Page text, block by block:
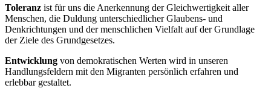
Toleranz ist für uns die Anerkennung der Gleichwertigkeit aller
Menschen, die Duldung unterschiedlicher Glaubens- und
Denkrichtungen und der menschlichen Vielfalt auf der Grundlage
der Ziele des Grundgesetzes.
Entwicklung von demokratischen Werten wird in unseren
Handlungsfeldern mit den Migranten persönlich erfahren und
erlebbar gestaltet.